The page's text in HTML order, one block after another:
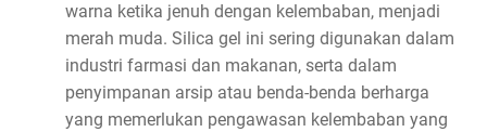
warna ketika jenuh dengan kelembaban, menjadi
merah muda. Silica gel ini sering digunakan dalam
industri farmasi dan makanan, serta dalam
penyimpanan arsip atau benda-benda berharga
yang memerlukan pengawasan kelembaban yang